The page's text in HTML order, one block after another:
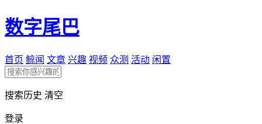
数字尾巴
首页 鲸闻 文章 兴趣 视频 众测 活动 闲置
搜索历史 清空
登录